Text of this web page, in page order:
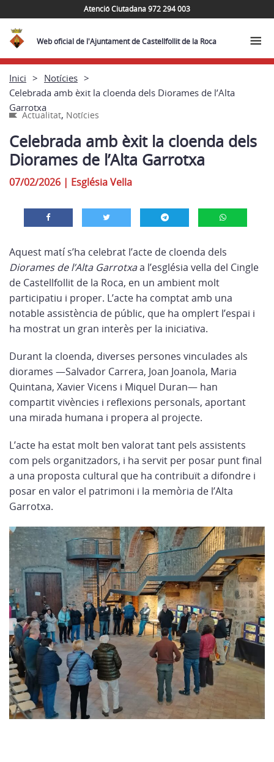
Atenció Ciutadana 972 294 003
Web oficial de l'Ajuntament de Castellfollit de la Roca
Inici
Notícies
Celebrada amb èxit la cloenda dels Diorames de l’Alta
Garrotxa
Actualitat, Notícies
Celebrada amb èxit la cloenda dels
Diorames de l’Alta Garrotxa
07/02/2026 | Església Vella
Aquest matí s’ha celebrat l’acte de cloenda dels
Diorames de l’Alta Garrotxaa l’església vella del Cingle
de Castellfollit de la Roca, en un ambient molt
participatiu i proper. L’acte ha comptat amb una
notable assistència de públic, que ha omplert l’espai i
ha mostrat un gran interès per la iniciativa.
Durant la cloenda, diverses persones vinculades als
diorames —Salvador Carrera, Joan Joanola, Maria
Quintana, Xavier Vicens i Miquel Duran— han
compartit vivències i reflexions personals, aportant
una mirada humana i propera al projecte.
L’acte ha estat molt ben valorat tant pels assistents
com pels organitzadors, i ha servit per posar punt final
a una proposta cultural que ha contribuït a difondre i
posar en valor el patrimoni i la memòria de l’Alta
Garrotxa.